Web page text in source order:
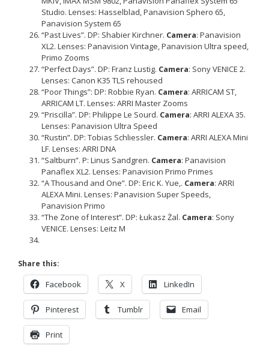
Studio. Lenses: Hasselblad, Panavision Sphero 65,
Panavision System 65
“Past Lives”. DP: Shabier Kirchner. Camera: Panavision
XL2. Lenses: Panavision Vintage, Panavision Ultra speed,
Primo Zooms
“Perfect Days”. DP: Franz Lustig. Camera: Sony VENICE 2.
Lenses: Canon K35 TLS rehoused
“Poor Things”: DP: Robbie Ryan. Camera: ARRICAM ST,
ARRICAM LT. Lenses: ARRI Master Zooms
“Priscilla”. DP: Philippe Le Sourd. Camera: ARRI ALEXA 35.
Lenses: Panavision Ultra Speed
“Rustin”. DP: Tobias Schliessler. Camera: ARRI ALEXA Mini
LF. Lenses: ARRI DNA
“Saltburn”. P: Linus Sandgren. Camera: Panavision
Panaflex XL2. Lenses: Panavision Primo Primes
“A Thousand and One”. DP: Eric K. Yue,. Camera: ARRI
ALEXA Mini. Lenses: Panavision Super Speeds,
Panavision Primo
“The Zone of Interest”. DP: Łukasz Żal. Camera: Sony
VENICE. Lenses: Leitz M
Share this:
Facebook X LinkedIn
Pinterest Tumblr Email
Print